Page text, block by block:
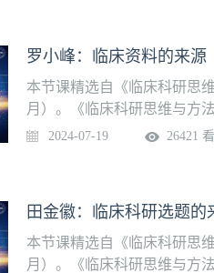
罗小峰：临床资料的来源
本节课精选自《临床科研思
月）。《临床科研思维与方
深入，全面解析临床研究全
2024-07-19 26421
田金徽：临床科研选题的
本节课精选自《临床科研思
月）。《临床科研思维与方